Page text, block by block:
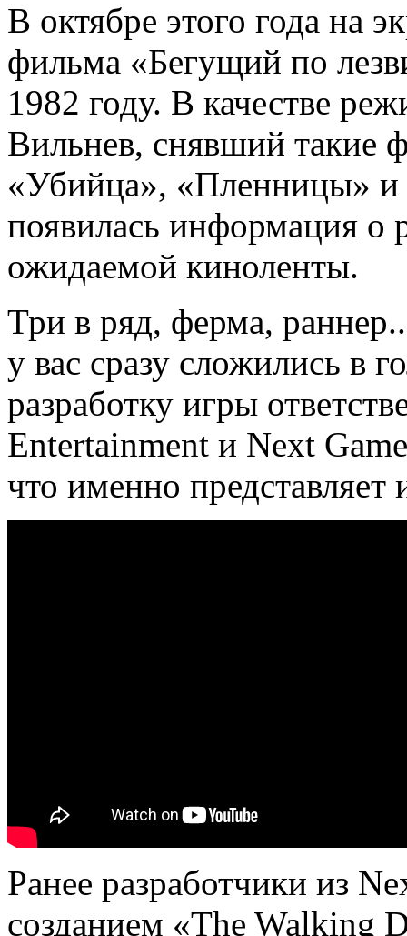
В октябре этого года на
фильма «Бегущий по
1982 году. В качестве
Вильнев, снявший такие
«Убийца», «Пленницы» и
появилась информация о
ожидаемой киноленты.
Три в ряд, ферма,
у вас сразу сложились в
разработку игры
Entertainment и Next
что именно представляет
Ранее разработчики из
созданием «The Walking